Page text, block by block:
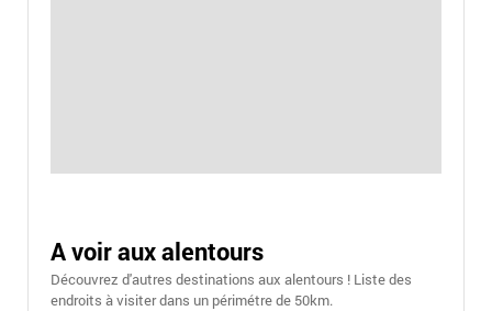
A voir aux alentours
Découvrez d'autres destinations aux alentours ! Liste des
endroits à visiter dans un périmétre de 50km.